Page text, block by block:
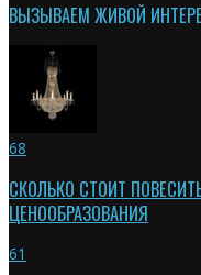
ВЫЗЫВАЕМ ЖИВОЙ
68
СКОЛЬКО СТОИТ
ЦЕНООБРАЗОВАНИЯ
61